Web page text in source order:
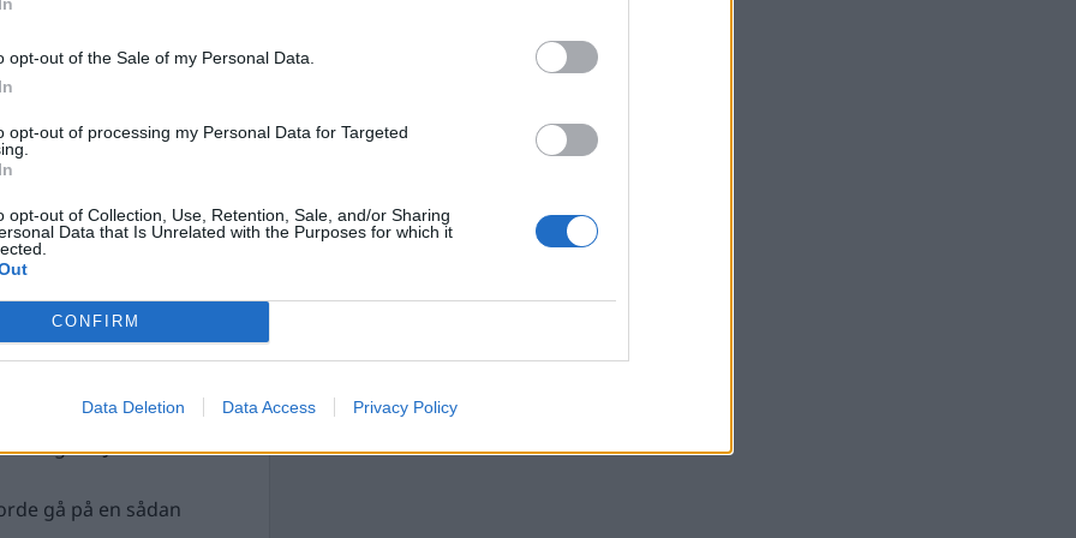
opt-out of the Sale of my Personal Data.
opt-out of processing my Personal Data for Targeted
opt-out of Collection, Use, Retention, Sale, and/or Sharing
Data that Is Unrelated with the Purposes for which it
CONFIRM
Data Deletion Data Access Privacy Policy
sa Jimmie Åkesson
finansierad kultur.
att piggna till och som
frågade Johan
gå på en sådan